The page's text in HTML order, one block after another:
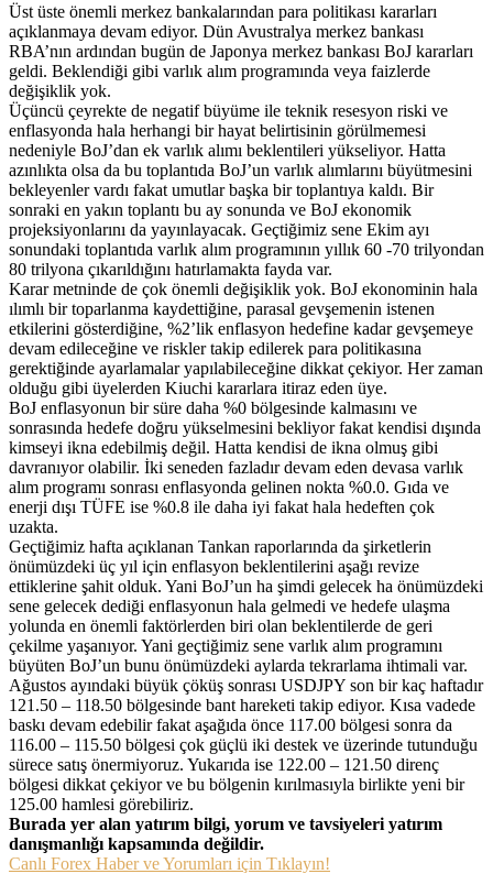
Üst üste önemli merkez bankalarından para politikası kararları
açıklanmaya devam ediyor. Dün Avustralya merkez bankası
RBA’nın ardından bugün de Japonya merkez bankası BoJ kararları
geldi. Beklendiği gibi varlık alım programında veya faizlerde
değişiklik yok.
Üçüncü çeyrekte de negatif büyüme ile teknik resesyon riski ve
enflasyonda hala herhangi bir hayat belirtisinin görülmemesi
nedeniyle BoJ’dan ek varlık alımı beklentileri yükseliyor. Hatta
azınlıkta olsa da bu toplantıda BoJ’un varlık alımlarını büyütmesini
bekleyenler vardı fakat umutlar başka bir toplantıya kaldı. Bir
sonraki en yakın toplantı bu ay sonunda ve BoJ ekonomik
projeksiyonlarını da yayınlayacak. Geçtiğimiz sene Ekim ayı
sonundaki toplantıda varlık alım programının yıllık 60 -70 trilyondan
80 trilyona çıkarıldığını hatırlamakta fayda var.
Karar metninde de çok önemli değişiklik yok. BoJ ekonominin hala
ılımlı bir toparlanma kaydettiğine, parasal gevşemenin istenen
etkilerini gösterdiğine, %2’lik enflasyon hedefine kadar gevşemeye
devam edileceğine ve riskler takip edilerek para politikasına
gerektiğinde ayarlamalar yapılabileceğine dikkat çekiyor. Her zaman
olduğu gibi üyelerden Kiuchi kararlara itiraz eden üye.
BoJ enflasyonun bir süre daha %0 bölgesinde kalmasını ve
sonrasında hedefe doğru yükselmesini bekliyor fakat kendisi dışında
kimseyi ikna edebilmiş değil. Hatta kendisi de ikna olmuş gibi
davranıyor olabilir. İki seneden fazladır devam eden devasa varlık
alım programı sonrası enflasyonda gelinen nokta %0.0. Gıda ve
enerji dışı TÜFE ise %0.8 ile daha iyi fakat hala hedeften çok
uzakta.
Geçtiğimiz hafta açıklanan Tankan raporlarında da şirketlerin
önümüzdeki üç yıl için enflasyon beklentilerini aşağı revize
ettiklerine şahit olduk. Yani BoJ’un ha şimdi gelecek ha önümüzdeki
sene gelecek dediği enflasyonun hala gelmedi ve hedefe ulaşma
yolunda en önemli faktörlerden biri olan beklentilerde de geri
çekilme yaşanıyor. Yani geçtiğimiz sene varlık alım programını
büyüten BoJ’un bunu önümüzdeki aylarda tekrarlama ihtimali var.
Ağustos ayındaki büyük çöküş sonrası USDJPY son bir kaç haftadır
121.50 – 118.50 bölgesinde bant hareketi takip ediyor. Kısa vadede
baskı devam edebilir fakat aşağıda önce 117.00 bölgesi sonra da
116.00 – 115.50 bölgesi çok güçlü iki destek ve üzerinde tutunduğu
sürece satış önermiyoruz. Yukarıda ise 122.00 – 121.50 direnç
bölgesi dikkat çekiyor ve bu bölgenin kırılmasıyla birlikte yeni bir
125.00 hamlesi görebiliriz.
Burada yer alan yatırım bilgi, yorum ve tavsiyeleri yatırım
danışmanlığı kapsamında değildir.
Canlı Forex Haber ve Yorumları için Tıklayın!